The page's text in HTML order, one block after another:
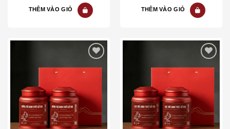
THÊM VÀO GIỎ THÊM VÀO GIỎ